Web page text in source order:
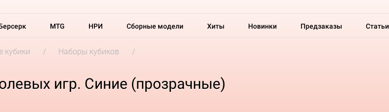
MTG НРИ Сборные модели Хиты Новинки Предзаказы Статьи
кубики
Наборы кубиков
игр. Cиние (прозрачные)